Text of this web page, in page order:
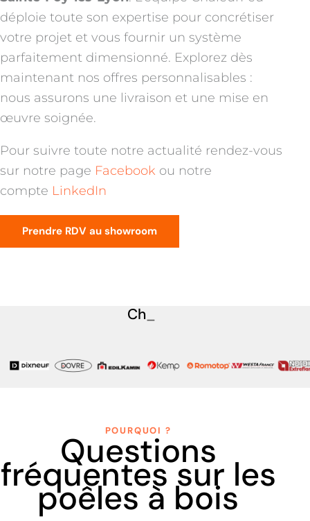
déploie toute son expertise pour concrétiser
votre projet et vous fournir un système
parfaitement dimensionné. Explorez dès
maintenant nos offres personnalisables :
nous assurons une livraison et une mise en
œuvre soignée.
Pour suivre toute notre actualité rendez-vous
sur notre page Facebook ou notre
compte LinkedIn
Prendre RDV au showroom
Chaleurfeu
POURQUOI ?
Questions
fréquentes sur les
poêles à bois